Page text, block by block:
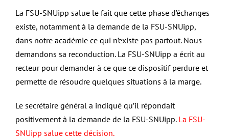
La FSU-SNUipp salue le fait que cette phase d’échanges
existe, notamment à la demande de la FSU-SNUipp,
dans notre académie ce qui n’existe pas partout. Nous
demandons sa reconduction. La FSU-SNUipp a écrit au
recteur pour demander à ce que ce dispositif perdure et
permette de résoudre quelques situations à la marge.
Le secrétaire général a indiqué qu’il répondait
positivement à la demande de la FSU-SNUipp. La FSU-
SNUipp salue cette décision.